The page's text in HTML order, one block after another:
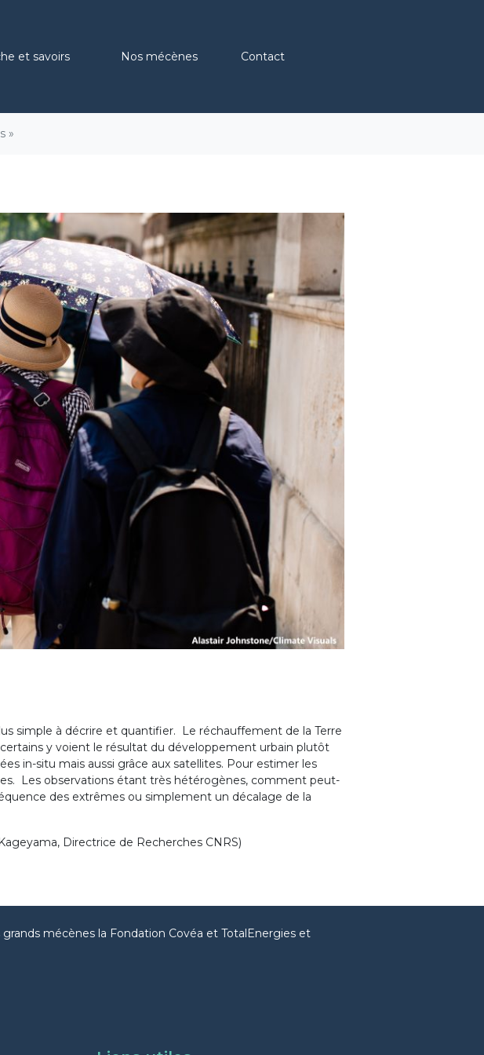
et savoirs Nos mécènes Contact
»
simple à décrire et quantifier. Le réchauffement de la Terre
y voient le résultat du développement urbain plutôt
in-situ mais aussi grâce aux satellites. Pour estimer les
Les observations étant très hétérogènes, comment peut-
des extrêmes ou simplement un décalage de la
Directrice de Recherches CNRS)
mécènes la Fondation Covéa et TotalEnergies et